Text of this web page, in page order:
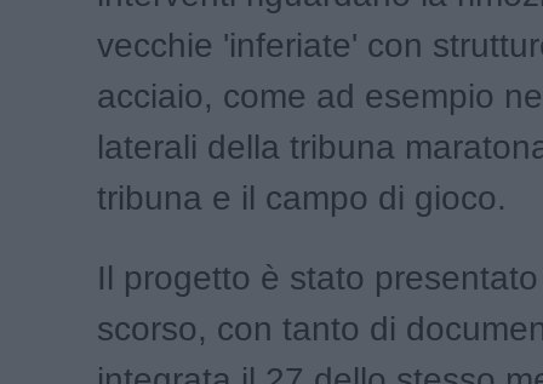
vecchie 'inferiate' con
acciaio, come ad esempio
laterali della tribuna
tribuna e il campo di gioco.
Il progetto è stato
scorso, con tanto di